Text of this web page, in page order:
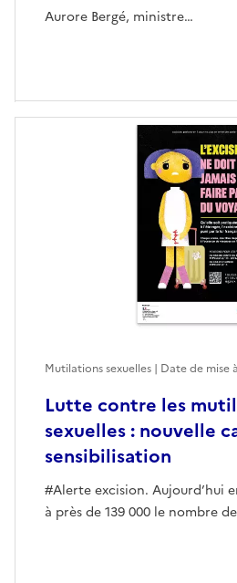
Aurore Bergé, ministre…
Lutte contre les
sexuelles : nouvelle
sensibilisation
#Alerte excision. Aujourd’hui
à près de 139 000 le nombre
Mutilations sexuelles | Date de mise